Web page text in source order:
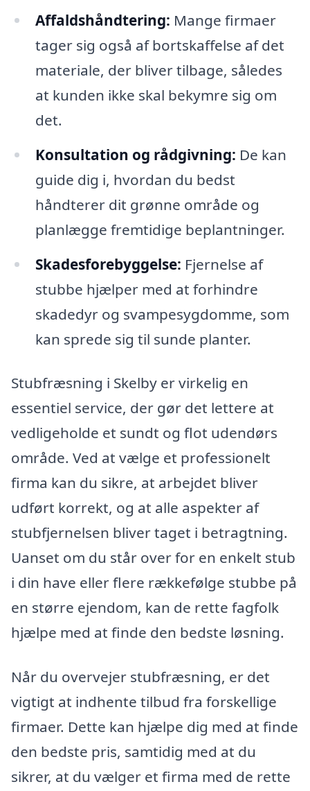
Affaldshåndtering: Mange firmaer
tager sig også af bortskaffelse af det
materiale, der bliver tilbage, således
at kunden ikke skal bekymre sig om
det.
Konsultation og rådgivning: De kan
guide dig i, hvordan du bedst
håndterer dit grønne område og
planlægge fremtidige beplantninger.
Skadesforebyggelse: Fjernelse af
stubbe hjælper med at forhindre
skadedyr og svampesygdomme, som
kan sprede sig til sunde planter.
Stubfræsning i Skelby er virkelig en
essentiel service, der gør det lettere at
vedligeholde et sundt og flot udendørs
område. Ved at vælge et professionelt
firma kan du sikre, at arbejdet bliver
udført korrekt, og at alle aspekter af
stubfjernelsen bliver taget i betragtning.
Uanset om du står over for en enkelt stub
i din have eller flere rækkefølge stubbe på
en større ejendom, kan de rette fagfolk
hjælpe med at finde den bedste løsning.
Når du overvejer stubfræsning, er det
vigtigt at indhente tilbud fra forskellige
firmaer. Dette kan hjælpe dig med at finde
den bedste pris, samtidig med at du
sikrer, at du vælger et firma med de rette